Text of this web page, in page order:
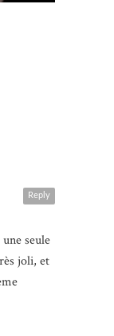
Reply
seule
joli, et